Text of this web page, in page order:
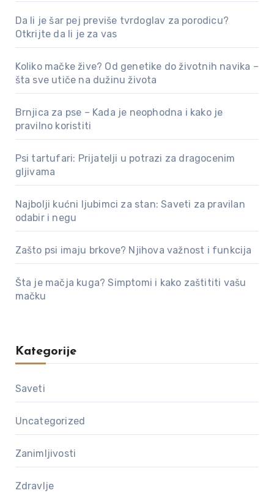
Da li je šar pej previše tvrdoglav za porodicu?
Otkrijte da li je za vas
Koliko mačke žive? Od genetike do životnih navika –
šta sve utiče na dužinu života
Brnjica za pse – Kada je neophodna i kako je
pravilno koristiti
Psi tartufari: Prijatelji u potrazi za dragocenim
gljivama
Najbolji kućni ljubimci za stan: Saveti za pravilan
odabir i negu
Zašto psi imaju brkove? Njihova važnost i funkcija
Šta je mačja kuga? Simptomi i kako zaštititi vašu
mačku
Kategorije
Saveti
Uncategorized
Zanimljivosti
Zdravlje